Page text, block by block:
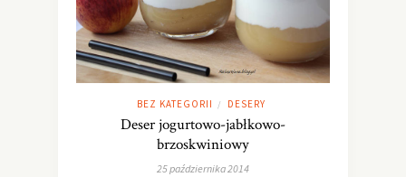
BEZ KATEGORII / DESERY
Deser jogurtowo-jabłkowo-
brzoskwiniowy
25 października 2014